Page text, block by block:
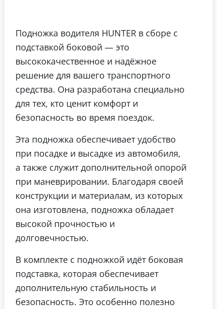
Подножка водителя HUNTER в сборе с
подставкой боковой — это
высококачественное и надёжное
решение для вашего транспортного
средства. Она разработана специально
для тех, кто ценит комфорт и
безопасность во время поездок.
Эта подножка обеспечивает удобство
при посадке и высадке из автомобиля,
а также служит дополнительной опорой
при маневрировании. Благодаря своей
конструкции и материалам, из которых
она изготовлена, подножка обладает
высокой прочностью и
долговечностью.
В комплекте с подножкой идёт боковая
подставка, которая обеспечивает
дополнительную стабильность и
безопасность. Это особенно полезно